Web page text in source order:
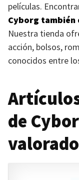
películas.
Cyborg también
Nuestra tienda
acción, bolsos,
conocidos entre
de